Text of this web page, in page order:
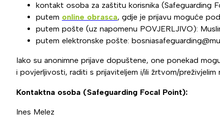
kontakt osoba za zaštitu korisnika (Safeguarding
putem online obrasca, gdje je prijavu moguće
putem pošte (uz napomenu POVJERLJIVO):
putem elektronske pošte:
Iako su anonimne prijave dopuštene, one ponekad
i povjerljivosti, raditi s prijaviteljem i/ili žrtvom/
Kontaktna osoba (Safeguarding Focal Point):
Ines Melez